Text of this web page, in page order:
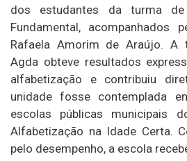
dos estudantes da turma
Fundamental, acompanhados
Rafaela Amorim de Araújo. A
Agda obteve resultados
alfabetização e contribuiu
unidade fosse contemplada
escolas públicas municipais
Alfabetização na Idade Certa.
pelo desempenho, a escola